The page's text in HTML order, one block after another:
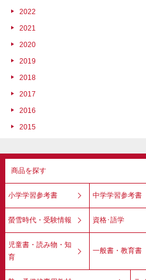
2022
2021
2020
2019
2018
2017
2016
2015
商品を探す
小学学習参考書 中学学習参考書
螢雪時代・受験情報 資格･語学
児童書・読み物・知
育
一般書・教育書